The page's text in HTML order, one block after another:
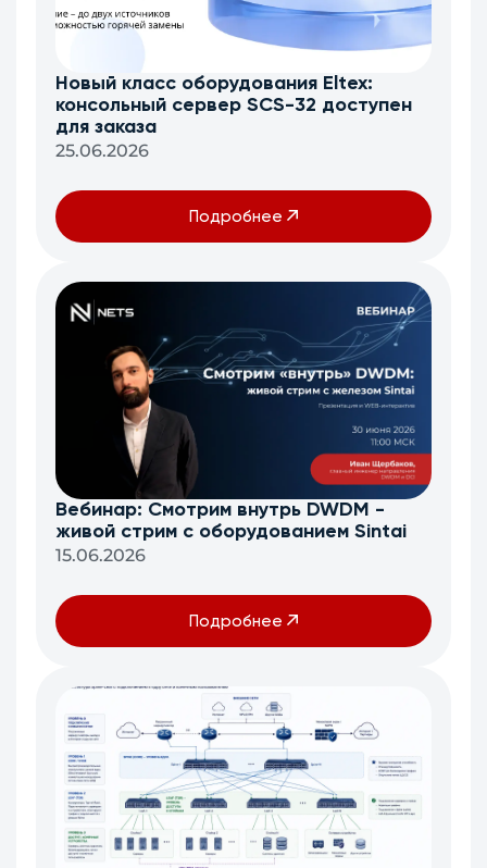
Новый класс оборудования Eltex:
консольный сервер SCS-32 доступен
для заказа
25.06.2026
Подробнее
Вебинар: Смотрим внутрь DWDM -
живой стрим с оборудованием Sintai
15.06.2026
Подробнее